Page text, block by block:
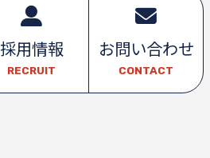
採用情報
RECRUIT
お問い合わせ
CONTACT